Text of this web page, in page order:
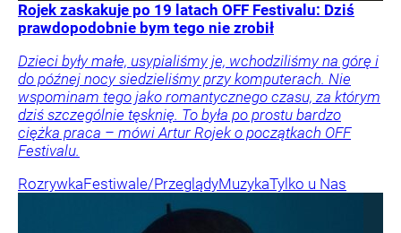
Rojek zaskakuje po 19 latach OFF Festivalu: Dziś
prawdopodobnie bym tego nie zrobił
Dzieci były małe, usypialiśmy je, wchodziliśmy na górę i
do późnej nocy siedzieliśmy przy komputerach. Nie
wspominam tego jako romantycznego czasu, za którym
dziś szczególnie tęsknię. To była po prostu bardzo
ciężka praca – mówi Artur Rojek o początkach OFF
Festivalu.
RozrywkaFestiwale/PrzeglądyMuzykaTylko u Nas